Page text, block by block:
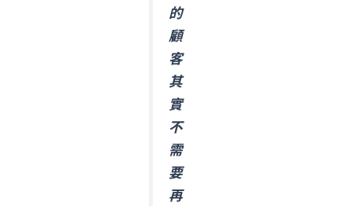
的
顧
客
其
實
不
需
要
再